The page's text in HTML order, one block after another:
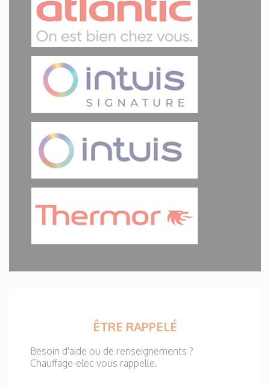
ÊTRE RAPPELÉ
Besoin d'aide ou de renseignements ?
Chauffage-elec vous rappelle.